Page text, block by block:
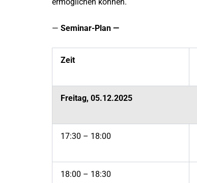
— Seminar-Plan —
Zeit
Freitag, 05.12.2025
17:30 – 18:00
18:00 – 18:30